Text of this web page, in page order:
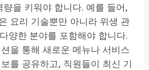
을 키워야 합니다. 예를 들어,
요리 기술뿐만 아니라 위생 관
양한 분야를 포함해야 합니다.
을 통해 새로운 메뉴나 서비스
를 공유하고, 직원들이 최신 기